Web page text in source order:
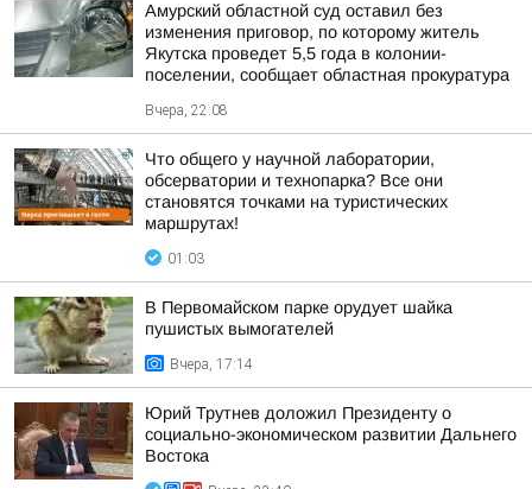
Амурский областной суд оставил без
изменения приговор, по которому житель
Якутска проведет 5,5 года в колонии-
поселении, сообщает областная прокуратура
Вчера, 22:08
Что общего у научной лаборатории,
обсерватории и технопарка? Все они
становятся точками на туристических
маршрутах!
01:03
В Первомайском парке орудует шайка
пушистых вымогателей
Вчера, 17:14
Юрий Трутнев доложил Президенту о
социально-экономическом развитии Дальнего
Востока